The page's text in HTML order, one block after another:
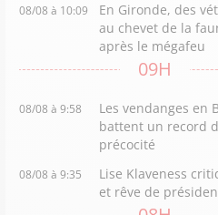
08/08 à 10:09
En Gironde, des
au chevet de la
après le mégafeu
09H
08/08 à 9:58
Les vendanges en
battent un record
précocité
08/08 à 9:35
Lise Klaveness
et rêve de